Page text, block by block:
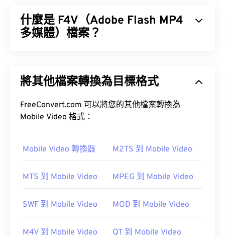
什麼是 F4V（Adobe Flash MP4
多媒體）檔案？
為 Adobe Flash Player 設計的播放技術。事實上，
編解碼器
Adobe AIR可能是預設播放器。
將其他檔案轉換為目標格式
FreeConvert.com 可以將您的其他檔案轉換為
Mobile Video 格式：
Mobile Video 轉換器 M2TS 到 Mobile Video
MTS 到 Mobile Video MPEG 到 Mobile Video
SWF 到 Mobile Video MOD 到 Mobile Video
M4V 到 Mobile Video QT 到 Mobile Video